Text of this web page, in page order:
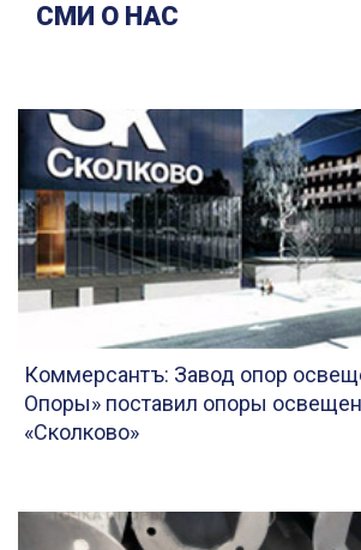
СМИ О НАС
Коммерсантъ: Завод опор
Опоры» поставил опоры
«Сколково»